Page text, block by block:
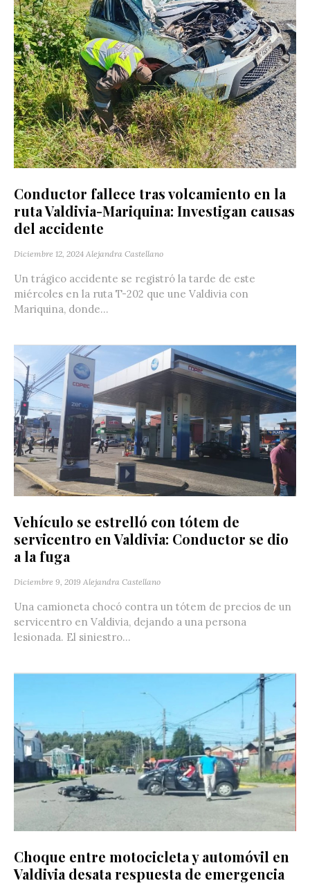
Conductor fallece tras volcamiento en la
ruta Valdivia-Mariquina: Investigan causas
del accidente
Diciembre 12, 2024 Alejandra Castellano
Un trágico accidente se registró la tarde de este
miércoles en la ruta T-202 que une Valdivia con
Mariquina, donde...
Vehículo se estrelló con tótem de
servicentro en Valdivia: Conductor se dio
a la fuga
Diciembre 9, 2019 Alejandra Castellano
Una camioneta chocó contra un tótem de precios de un
servicentro en Valdivia, dejando a una persona
lesionada. El siniestro...
Choque entre motocicleta y automóvil en
Valdivia desata respuesta de emergencia